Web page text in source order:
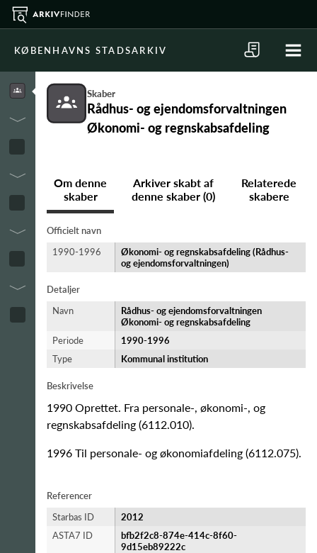
KØBENHAVNS STADSARKIV
Skaber
Rådhus- og ejendomsforvaltningen
Økonomi- og regnskabsafdeling
Om denne
skaber
Arkiver skabt af
denne skaber (0)
Relaterede
skabere
Officielt navn
1990-1996
Økonomi- og regnskabsafdeling (Rådhus-
og ejendomsforvaltningen)
Detaljer
Navn
Rådhus- og ejendomsforvaltningen
Økonomi- og regnskabsafdeling
Periode
1990-​1996
Type
Kommunal institution
Beskrivelse
1990 Oprettet. Fra personale-, økonomi-, og
regnskabsafdeling (6112.010).
1996 Til personale- og økonomiafdeling (6112.075).
Referencer
Starbas ID
2012
ASTA7 ID
bfb2f2c8-874e-414c-8f60-
9d15eb89222c